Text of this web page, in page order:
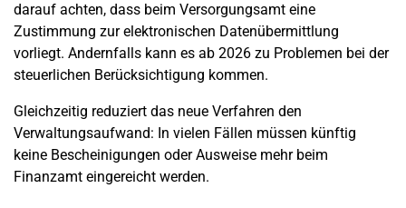
darauf achten, dass beim Versorgungsamt eine
Zustimmung zur elektronischen Datenübermittlung
vorliegt. Andernfalls kann es ab 2026 zu Problemen bei der
steuerlichen Berücksichtigung kommen.
Gleichzeitig reduziert das neue Verfahren den
Verwaltungsaufwand: In vielen Fällen müssen künftig
keine Bescheinigungen oder Ausweise mehr beim
Finanzamt eingereicht werden.